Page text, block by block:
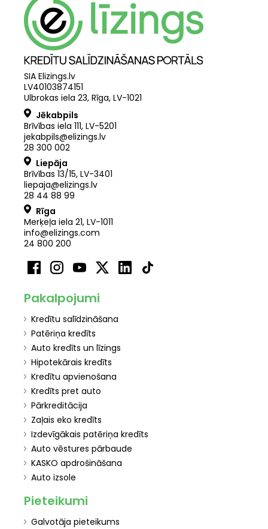
SIA Elizings.lv
LV40103874151
Ulbrokas iela 23, Rīga, LV-1021
Jēkabpils
Brīvības iela 111, LV-5201
jekabpils@elizings.lv
28 300 002
Liepāja
Brīvības 13/15, LV-3401
liepaja@elizings.lv
28 44 88 99
Rīga
Merķeļa iela 21, LV-1011
info@elizings.com
24 800 200
Pakalpojumi
Kredītu salīdzināšana
Patēriņa kredīts
Auto kredīts un līzings
Hipotekārais kredīts
Kredītu apvienošana
Kredīts pret auto
Pārkreditācija
Zaļais eko kredīts
Izdevīgākais patēriņa kredīts
Auto vēstures pārbaude
KASKO apdrošināšana
Auto izsole
Pieteikumi
Galvotāja pieteikums